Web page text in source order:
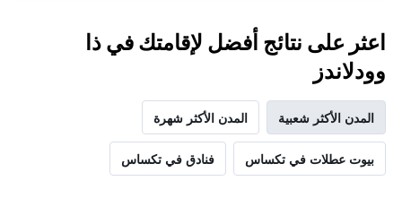
اعثر على نتائج أفضل لإقامتك في ذا
وودلاندز
المدن الأكثر شعبية المدن الأكثر شهرة
بيوت عطلات في تكساس فنادق في تكساس